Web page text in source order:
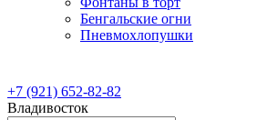
Бенгальские огни
Пневмохлопушки
+7 (921) 652-82-82
Владивосток